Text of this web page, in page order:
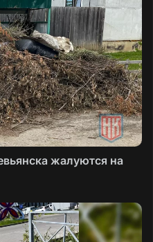
жалуются на